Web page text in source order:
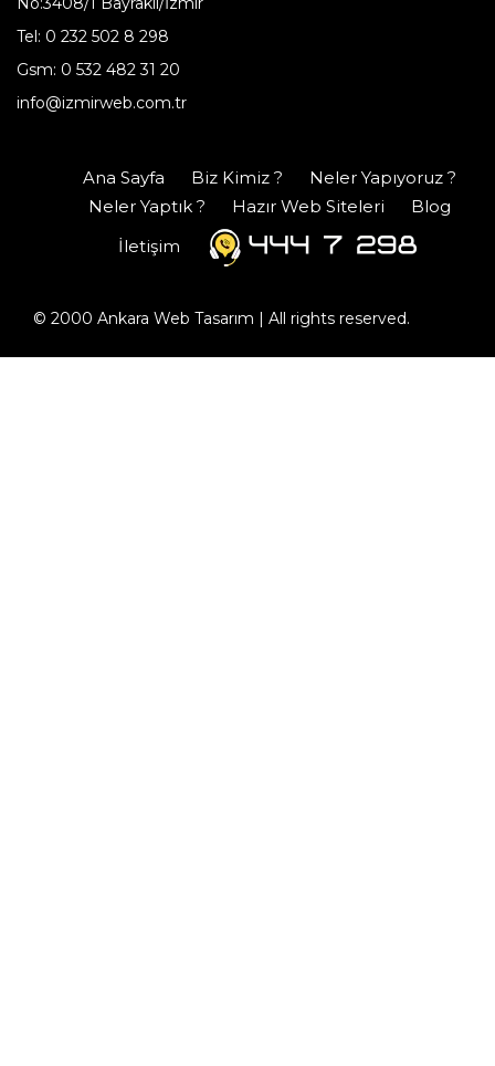
Tel: 0 232 502 8 298
Gsm: 0 532 482 31 20
info@izmirweb.com.tr
Ana Sayfa Biz Kimiz ?
Neler Yapıyoruz ?
Neler Yaptık ?
Hazır Web Siteleri
Blog
İletişim
© 2000 Ankara Web Tasarım | All rights reserved.